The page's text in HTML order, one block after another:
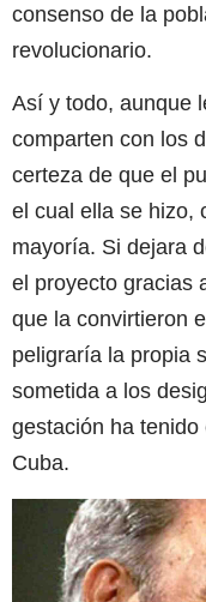
consenso de la
revolucionario.
Así y todo, aunque
comparten con los
certeza de que el
el cual ella se hizo,
mayoría. Si dejara
el proyecto gracias
que la convirtieron
peligraría la propia
sometida a los
gestación ha
Cuba.